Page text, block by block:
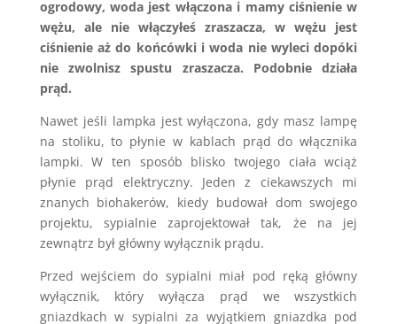
ogrodowy, woda jest włączona i mamy ciśnienie w
wężu, ale nie włączyłeś zraszacza, w wężu jest
ciśnienie aż do końcówki i woda nie wyleci dopóki
nie zwolnisz spustu zraszacza. Podobnie działa
prąd.
Nawet jeśli lampka jest wyłączona, gdy masz lampę
na stoliku, to płynie w kablach prąd do włącznika
lampki. W ten sposób blisko twojego ciała wciąż
płynie prąd elektryczny. Jeden z ciekawszych mi
znanych biohakerów, kiedy budował dom swojego
projektu, sypialnie zaprojektował tak, że na jej
zewnątrz był główny wyłącznik prądu.
Przed wejściem do sypialni miał pod ręką główny
wyłącznik, który wyłącza prąd we wszystkich
gniazdkach w sypialni za wyjątkiem gniazdka pod